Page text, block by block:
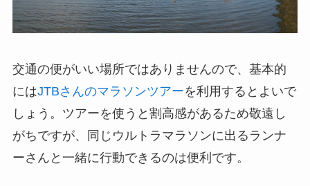
交通の便がいい場所ではありませんので、基本的
にはJTBさんのマラソンツアーを利用するとよいで
しょう。ツアーを使うと割高感があるため敬遠し
がちですが、同じウルトラマラソンに出るランナ
ーさんと一緒に行動できるのは便利です。